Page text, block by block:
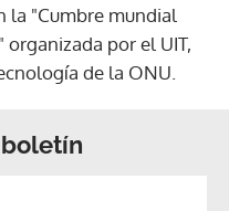
la "Cumbre mundial
organizada por el UIT,
de la ONU.